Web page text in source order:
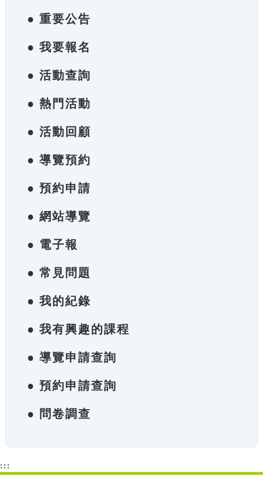
● 重要公告
● 我要報名
● 活動查詢
● 熱門活動
● 活動回顧
● 導覽預約
● 預約申請
● 網站導覽
● 電子報
● 常見問題
● 我的紀錄
● 我有興趣的課程
● 導覽申請查詢
● 預約申請查詢
● 問卷調查
:::